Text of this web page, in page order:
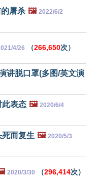
屠杀 🖼️ 2022/6/2
4/26 （266,650次）
讲脱口罩(多图/英文演
此表态 🖼️ 2020/6/4
而复生 🖼️ 2020/5/3
2020/3/30 （296,414次）